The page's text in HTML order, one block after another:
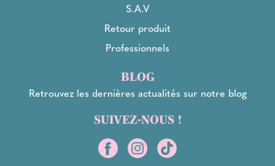
S.A.V
Retour produit
Professionnels
BLOG
Retrouvez les dernières actualités sur notre blog
SUIVEZ-NOUS !